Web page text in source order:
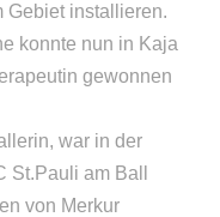
Gebiet installieren.
konnte nun in Kaja
gewonnen
war in der
St.Pauli am Ball
von Merkur